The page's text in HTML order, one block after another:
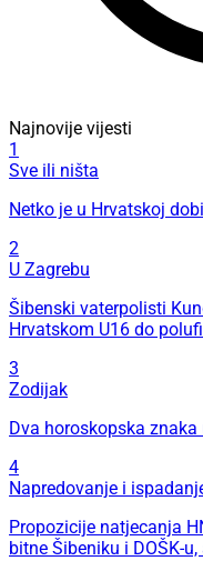
Najnovije vijesti
1
Sve ili ništa
Netko je u Hrvatskoj
2
U Zagrebu
Šibenski vaterpolisti
Hrvatskom U16 do
3
Zodijak
Dva horoskopska
4
Napredovanje i
Propozicije natjecanja
bitne Šibeniku i DOŠK-